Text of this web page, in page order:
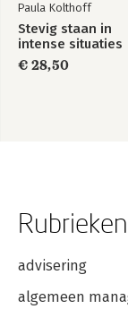
Paula Kolthoff
Stevig staan in
intense situaties
€ 28,50
Rubrieken
advisering
algemeen